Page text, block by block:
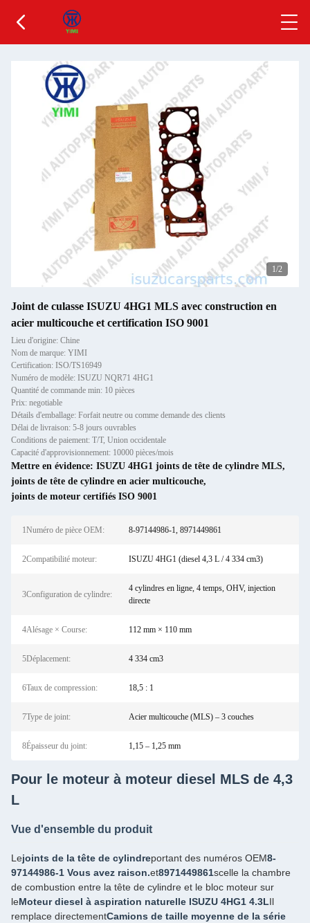
1/2
Joint de culasse ISUZU 4HG1 MLS avec construction en
acier multicouche et certification ISO 9001
Lieu d'origine: Chine
Nom de marque: YIMI
Certification: ISO/TS16949
Numéro de modèle: ISUZU NQR71 4HG1
Quantité de commande min: 10 pièces
Prix: negotiable
Détails d'emballage: Forfait neutre ou comme demande des clients
Délai de livraison: 5-8 jours ouvrables
Conditions de paiement: T/T, Union occidentale
Capacité d'approvisionnement: 10000 pièces/mois
Mettre en évidence: ISUZU 4HG1 joints de tête de cylindre MLS,
joints de tête de cylindre en acier multicouche,
joints de moteur certifiés ISO 9001
1Numéro de pièce OEM: 8-97144986-1, 8971449861
2Compatibilité moteur: ISUZU 4HG1 (diesel 4,3 L / 4 334 cm3)
3Configuration de cylindre:
4 cylindres en ligne, 4 temps, OHV, injection
directe
4Alésage × Course: 112 mm × 110 mm
5Déplacement: 4 334 cm3
6Taux de compression: 18,5 : 1
7Type de joint: Acier multicouche (MLS) – 3 couches
8Épaisseur du joint: 1,15 – 1,25 mm
Pour le moteur à moteur diesel MLS de 4,3
L
Vue d'ensemble du produit
Lejoints de la tête de cylindreportant des numéros OEM8-
97144986-1 Vous avez raison.et8971449861scelle la chambre
de combustion entre la tête de cylindre et le bloc moteur sur
leMoteur diesel à aspiration naturelle ISUZU 4HG1 4.3LIl
remplace directementCamions de taille moyenne de la série